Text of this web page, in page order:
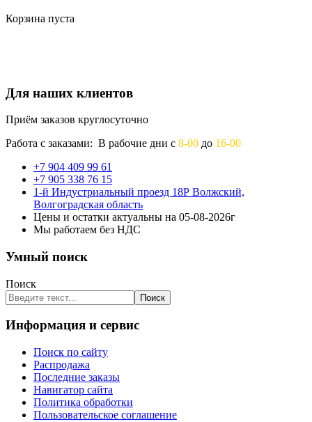
Корзина пуста
Для наших клиентов
Приём заказов круглосуточно
Работа с заказами: В рабочие дни с 8-00 до 16-00
+7 904 409 99 61
+7 905 338 76 15
1-й Индустриальный проезд 18Р Волжский,
Волгоградская область
Цены и остатки актуальны на 05-08-2026г
Мы работаем без НДС
Умный поиск
Поиск
Поиск
Информация и сервис
Поиск по сайту
Распродажа
Последние заказы
Навигатор сайта
Политика обработки
Пользовательское соглашение